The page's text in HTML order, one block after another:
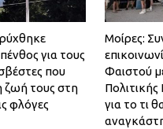
για τους
που
ζωή τους στη
φλόγες
Μοίρες:
Φαιστού
για το τι